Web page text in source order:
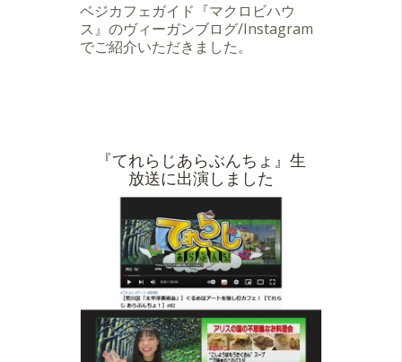
ベジカフェガイド『マクロビハウ
ス』のヴィーガンブログ/Instagram
でご紹介いただきました。
『てれらじあらぶんちょ』生
放送に出演しました